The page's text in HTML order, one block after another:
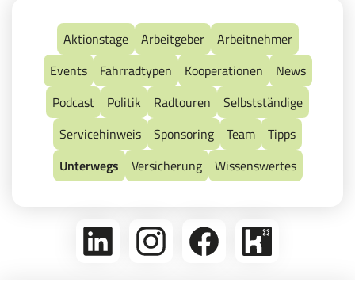
Aktionstage Arbeitgeber
Arbeitnehmer
Events
Fahrradtypen Kooperationen
News
Podcast
Politik Radtouren
Selbstständige
Servicehinweis
Sponsoring Team
Tipps
Unterwegs
Versicherung Wissenswertes
linkedin
Folge
uns
Folge
uns
Bikeleasing
auf